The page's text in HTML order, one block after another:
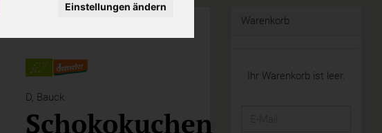
Einstellungen ändern
D, Bauck
Schokokuchen
Warenkorb
Ihr Warenkorb ist leer.